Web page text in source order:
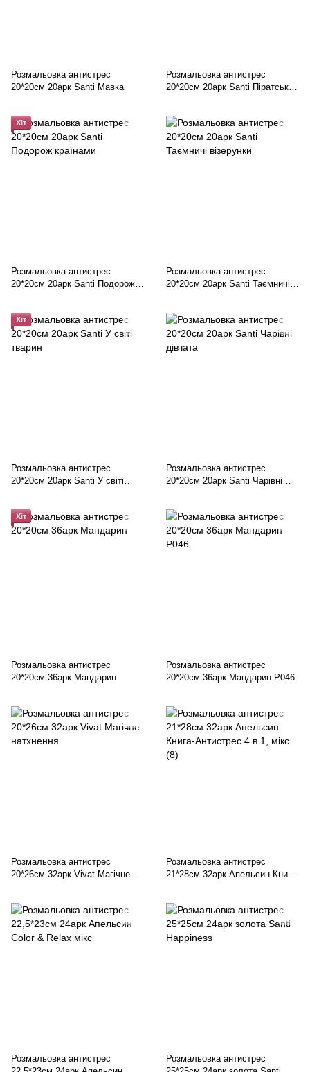
Розмальовка антистрес
20*20см 20арк Santi Мавка
Розмальовка антистрес
20*20см 20арк Santi Піратські
Хіт
Розмальовка антистрес
20*20см 20арк Santi Подорож
Розмальовка антистрес
20*20см 20арк Santi Таємничі
Хіт
Розмальовка антистрес
20*20см 20арк Santi У світі
Розмальовка антистрес
20*20см 20арк Santi Чарівні
Хіт
Розмальовка антистрес
20*20см 36арк Мандарин
Розмальовка антистрес
20*20см 36арк Мандарин Р046
Розмальовка антистрес
20*26см 32арк Vivat Магічне
Розмальовка антистрес
21*28см 32арк Апельсин Книга-
Розмальовка антистрес
Розмальовка антистрес